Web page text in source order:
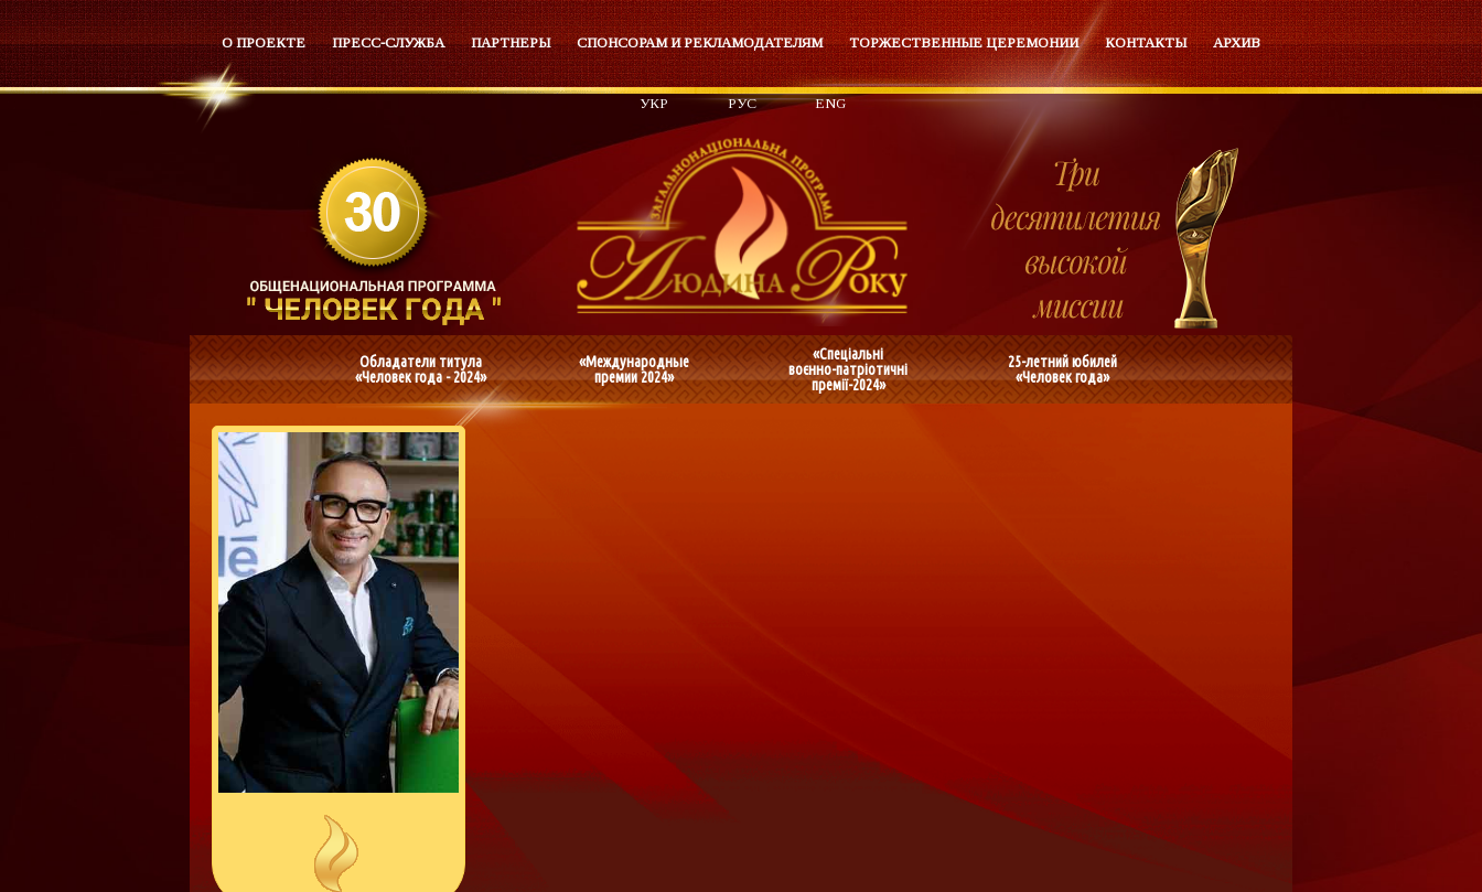
О ПРОЕКТЕ ПРЕСС-СЛУЖБА ПАРТНЕРЫ СПОНСОРАМ И РЕКЛАМОДАТЕЛЯМ ТОРЖЕСТВЕННЫЕ ЦЕРЕМОНИИ КОНТАКТЫ АРХИВ
УКР РУС ENG
Обладатели титула
«Человек года - 2024»
«Международные
премии 2024»
«Спеціальні
воєнно-патріотичні
премії-2024»
25-летний юбилей
«Человек года»